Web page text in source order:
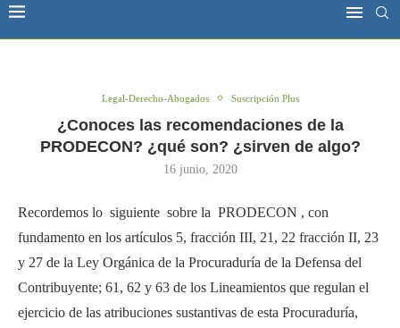
Legal-Derecho-Abogados Suscripción Plus
¿Conoces las recomendaciones de la
PRODECON? ¿qué son? ¿sirven de algo?
16 junio, 2020
Recordemos lo siguiente sobre la PRODECON , con
fundamento en los artículos 5, fracción III, 21, 22 fracción II, 23
y 27 de la Ley Orgánica de la Procuraduría de la Defensa del
Contribuyente; 61, 62 y 63 de los Lineamientos que regulan el
ejercicio de las atribuciones sustantivas de esta Procuraduría,